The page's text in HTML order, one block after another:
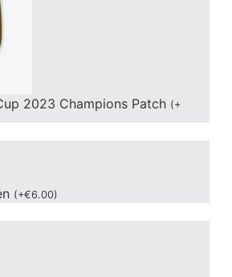
2023 Champions Patch (+
(+€6.00)